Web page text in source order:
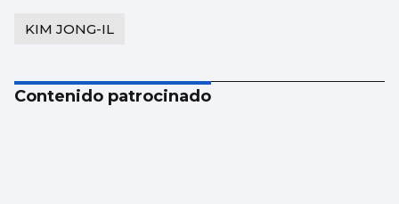
KIM JONG-IL
Contenido patrocinado